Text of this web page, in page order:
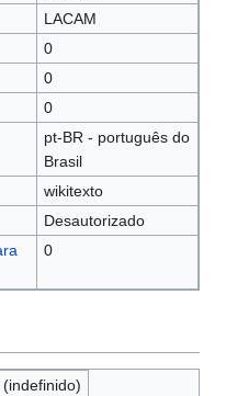
LACAM
0
0
0
pt-BR - português do
Brasil
wikitexto
Desautorizado
0